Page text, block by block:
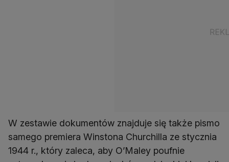
W zestawie dokumentów znajduje się także pismo
samego premiera Winstona Churchilla ze stycznia
1944 r., który zaleca, aby O’Maley poufnie